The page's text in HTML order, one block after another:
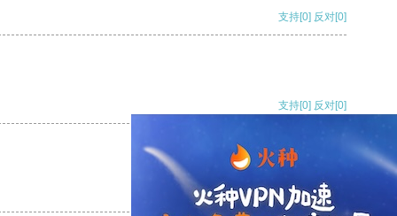
支持[0] 反对[0]
支持[0] 反对[0]
支持[0] 反对